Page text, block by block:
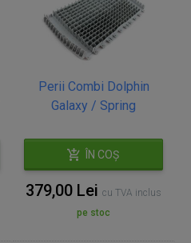
Perii Combi Dolphin
Galaxy / Spring
ÎN COȘ
379,00 Lei cu TVA inclus
pe stoc